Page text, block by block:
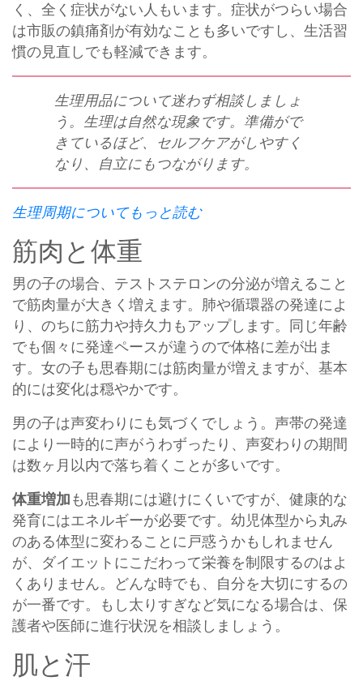
く、全く症状がない人もいます。症状がつらい場合
は市販の鎮痛剤が有効なことも多いですし、生活習
慣の見直しでも軽減できます。
生理用品について迷わず相談しましょ
う。生理は自然な現象です。準備がで
きているほど、セルフケアがしやすく
なり、自立にもつながります。
生理周期についてもっと読む
筋肉と体重
男の子の場合、テストステロンの分泌が増えること
で筋肉量が大きく増えます。肺や循環器の発達によ
り、のちに筋力や持久力もアップします。同じ年齢
でも個々に発達ペースが違うので体格に差が出ま
す。女の子も思春期には筋肉量が増えますが、基本
的には変化は穏やかです。
男の子は声変わりにも気づくでしょう。声帯の発達
により一時的に声がうわずったり、声変わりの期間
は数ヶ月以内で落ち着くことが多いです。
体重増加も思春期には避けにくいですが、健康的な
発育にはエネルギーが必要です。幼児体型から丸み
のある体型に変わることに戸惑うかもしれません
が、ダイエットにこだわって栄養を制限するのはよ
くありません。どんな時でも、自分を大切にするの
が一番です。もし太りすぎなど気になる場合は、保
護者や医師に進行状況を相談しましょう。
肌と汗